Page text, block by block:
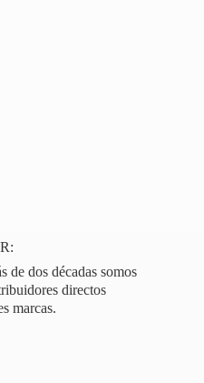
de dos décadas somos
directos
marcas.